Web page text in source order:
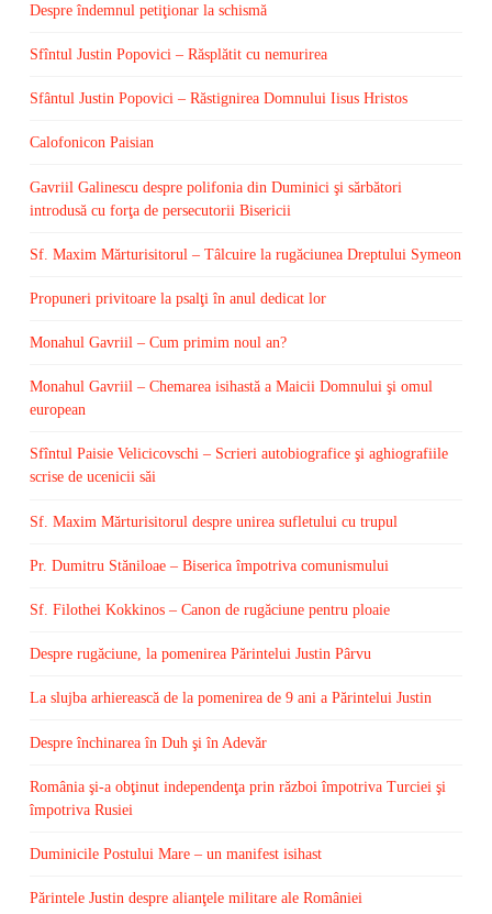
Despre îndemnul petiţionar la schismă
Sfîntul Justin Popovici – Răsplătit cu nemurirea
Sfântul Justin Popovici – Răstignirea Domnului Iisus Hristos
Calofonicon Paisian
Gavriil Galinescu despre polifonia din Duminici şi sărbători
introdusă cu forţa de persecutorii Bisericii
Sf. Maxim Mărturisitorul – Tâlcuire la rugăciunea Dreptului Symeon
Propuneri privitoare la psalţi în anul dedicat lor
Monahul Gavriil – Cum primim noul an?
Monahul Gavriil – Chemarea isihastă a Maicii Domnului şi omul
european
Sfîntul Paisie Velicicovschi – Scrieri autobiografice şi aghiografiile
scrise de ucenicii săi
Sf. Maxim Mărturisitorul despre unirea sufletului cu trupul
Pr. Dumitru Stăniloae – Biserica împotriva comunismului
Sf. Filothei Kokkinos – Canon de rugăciune pentru ploaie
Despre rugăciune, la pomenirea Părintelui Justin Pârvu
La slujba arhierească de la pomenirea de 9 ani a Părintelui Justin
Despre închinarea în Duh şi în Adevăr
România şi-a obţinut independenţa prin război împotriva Turciei şi
împotriva Rusiei
Duminicile Postului Mare – un manifest isihast
Părintele Justin despre alianţele militare ale României